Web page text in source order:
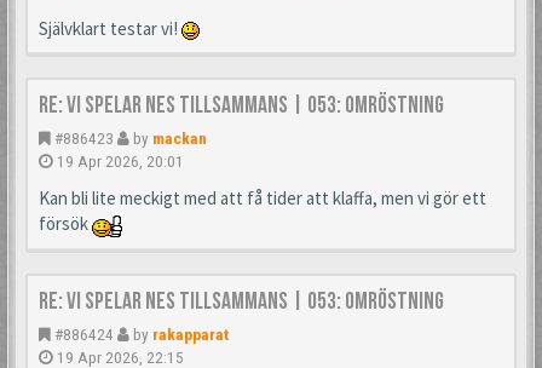
Självklart testar vi!
Re: Vi spelar NES tillsammans | 053: Omröstning
#886423 by mackan
19 Apr 2026, 20:01
Kan bli lite meckigt med att få tider att klaffa, men vi gör ett
försök
Re: Vi spelar NES tillsammans | 053: Omröstning
#886424 by rakapparat
19 Apr 2026, 22:15